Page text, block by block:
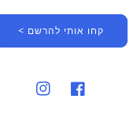
קחו אותי להרשם >
פייסבוק אינסטגרם